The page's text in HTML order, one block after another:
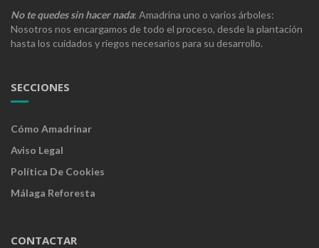
No te quedes sin hacer nada: Amadrina uno o varios árboles:
Nosotros nos encargamos de todo el proceso, desde la plantación
hasta los cuidados y riegos necesarios para su desarrollo.
SECCIONES
Cómo Amadrinar
Aviso Legal
Política De Cookies
Málaga Reforesta
CONTACTAR